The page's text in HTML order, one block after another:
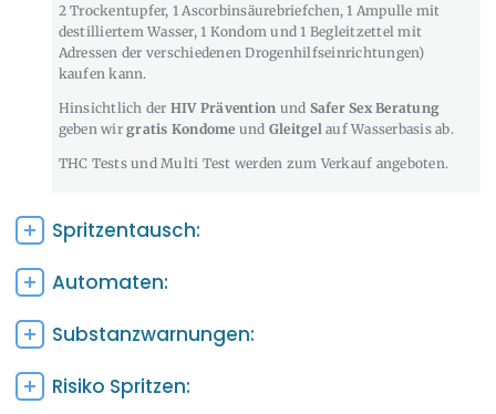
2 Trockentupfer, 1 Ascorbinsäurebriefchen, 1 Ampulle mit
destilliertem Wasser, 1 Kondom und 1 Begleitzettel mit
Adressen der verschiedenen Drogenhilfseinrichtungen)
kaufen kann.
Hinsichtlich der HIV Prävention und Safer Sex Beratung
geben wir gratis Kondome und Gleitgel auf Wasserbasis ab.
THC Tests und Multi Test werden zum Verkauf angeboten.
Spritzentausch:
Automaten:
Substanzwarnungen:
Risiko Spritzen: